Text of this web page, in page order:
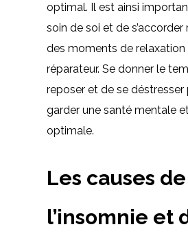
optimal. Il est ainsi
soin de soi et de
des moments de
réparateur. Se donner le
reposer et de se déstresser
garder une santé mentale
optimale.
Les causes de
l’insomnie et